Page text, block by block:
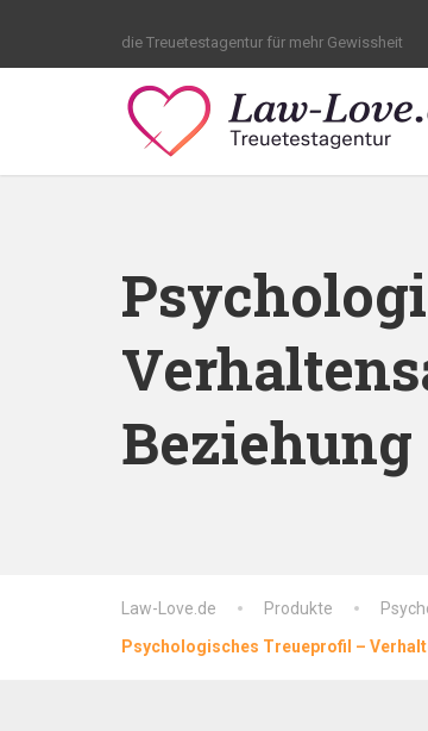
die Treuetestagentur für mehr Gewissheit
Beziehung
Law-Love.de Produkte
Psychologisches Treueprofil –